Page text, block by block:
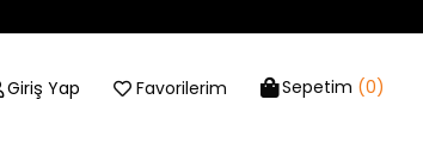
Giriş Yap Favorilerim Sepetim (0)